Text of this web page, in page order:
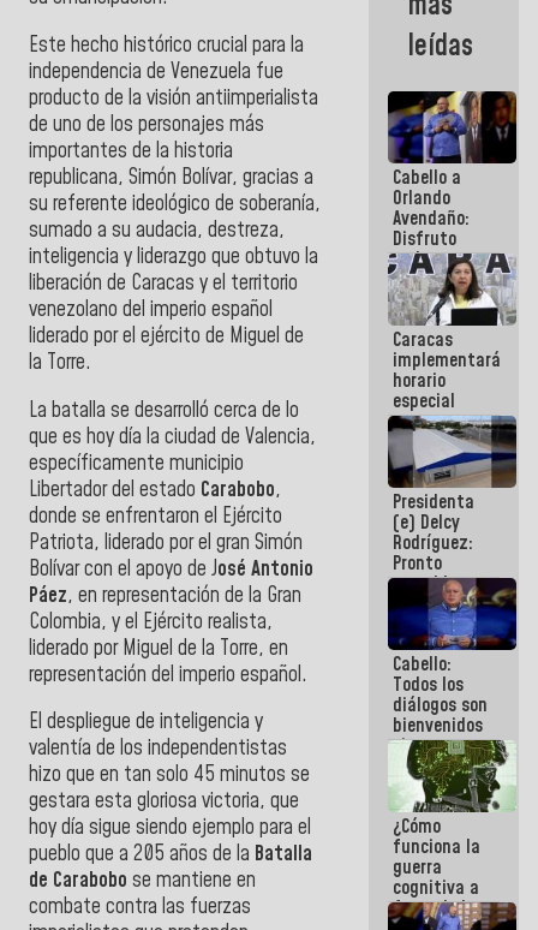
Este hecho histórico crucial para la
independencia de Venezuela fue
producto de la visión antiimperialista
de uno de los personajes más
importantes de la historia
republicana, Simón Bolívar, gracias a
su referente ideológico de soberanía,
sumado a su audacia, destreza,
inteligencia y liderazgo que obtuvo la
liberación de Caracas y el territorio
venezolano del imperio español
liderado por el ejército de Miguel de
la Torre.
La batalla se desarrolló cerca de lo
que es hoy día la ciudad de Valencia,
específicamente municipio
Libertador del estado Carabobo,
donde se enfrentaron el Ejército
Patriota, liderado por el gran Simón
Bolívar con el apoyo de José Antonio
Páez, en representación de la Gran
Colombia, y el Ejército realista,
liderado por Miguel de la Torre, en
representación del imperio español.
El despliegue de inteligencia y
valentía de los independentistas
hizo que en tan solo 45 minutos se
gestara esta gloriosa victoria, que
hoy día sigue siendo ejemplo para el
pueblo que a 205 años de la Batalla
de Carabobo se mantiene en
combate contra las fuerzas
23 en los
Centroamericanos
leídas
Cabello a
Orlando
Avendaño:
Disfruto
cada vez
que escribes
porque lo
que haces
es
embarrarla
Caracas
implementará
horario
especial
para
adaptarse
al plan de
ahorro
energético
Presidenta
(e) Delcy
Rodríguez:
Pronto
restableceremos
las
operaciones
en el
Aeropuerto
Internacional
de
Maiquetía
Cabello:
Todos los
diálogos son
bienvenidos
siempre que
estén en el
marco de la
Constitución
de la
República
¿Cómo
funciona la
guerra
cognitiva a
favor de la